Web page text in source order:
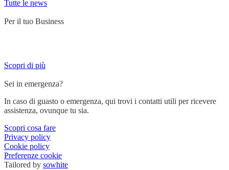
Tutte le news
Per il tuo Business
Scopri di più
Sei in emergenza?
In caso di guasto o emergenza, qui trovi i contatti utili per ricevere
assistenza, ovunque tu sia.
Scopri cosa fare
Privacy policy
Cookie policy
Preferenze cookie
Tailored by sowhite